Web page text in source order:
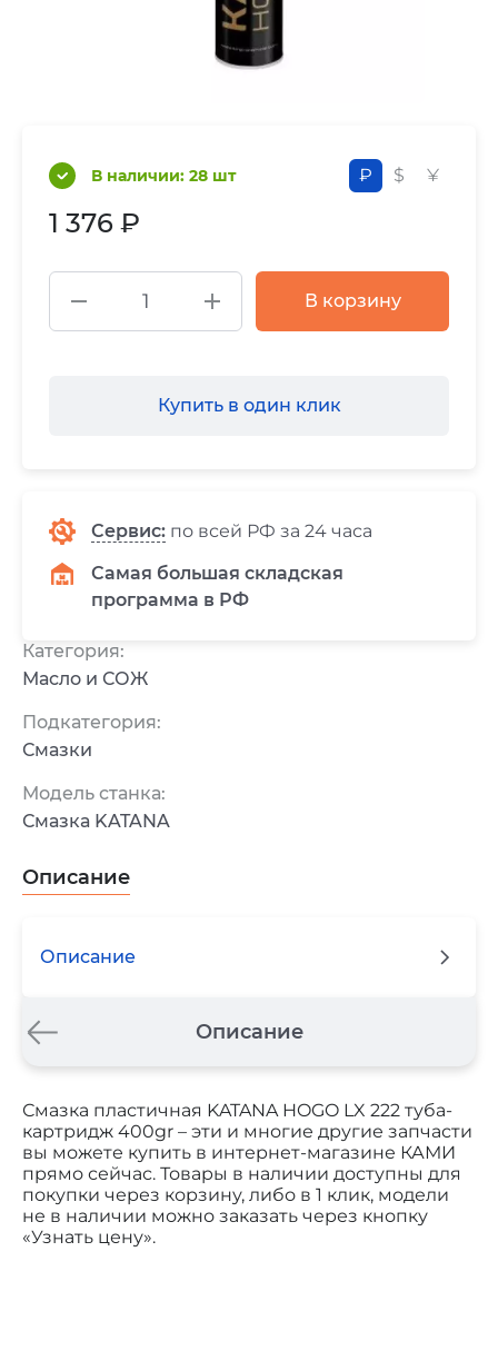
В наличии: 28 шт ₽ $ ¥
1 376 ₽
В корзину
Купить в один клик
Сервис: по всей РФ за 24 часа
Самая большая складская
программа в РФ
Категория:
Масло и СОЖ
Подкатегория:
Смазки
Модель станка:
Смазка KATANA
Описание
Описание
Описание
Смазка пластичная KATANA HOGO LX 222 туба-
картридж 400gr – эти и многие другие запчасти
вы можете купить в интернет-магазине КАМИ
прямо сейчас. Товары в наличии доступны для
покупки через корзину, либо в 1 клик, модели
не в наличии можно заказать через кнопку
«Узнать цену».